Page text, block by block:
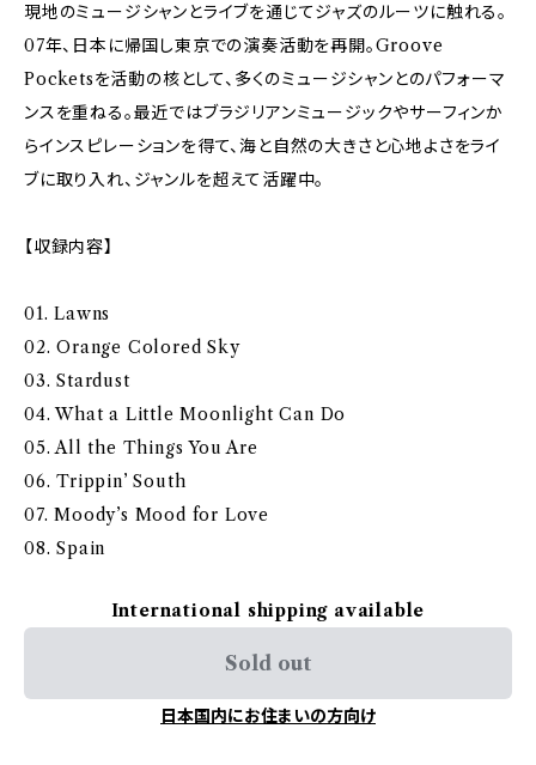
現地のミュージシャンとライブを通じてジャズのルーツに触れる。
07年、日本に帰国し東京での演奏活動を再開。Groove
Pocketsを活動の核として、多くのミュージシャンとのパフォーマ
ンスを重ねる。最近ではブラジリアンミュージックやサーフィンか
らインスピレーションを得て、海と自然の大きさと心地よさをライ
ブに取り入れ、ジャンルを超えて活躍中。
【収録内容】
01. Lawns
02. Orange Colored Sky
03. Stardust
04. What a Little Moonlight Can Do
05. All the Things You Are
06. Trippin’ South
07. Moody’s Mood for Love
08. Spain
International shipping available
Sold out
日本国内にお住まいの方向け